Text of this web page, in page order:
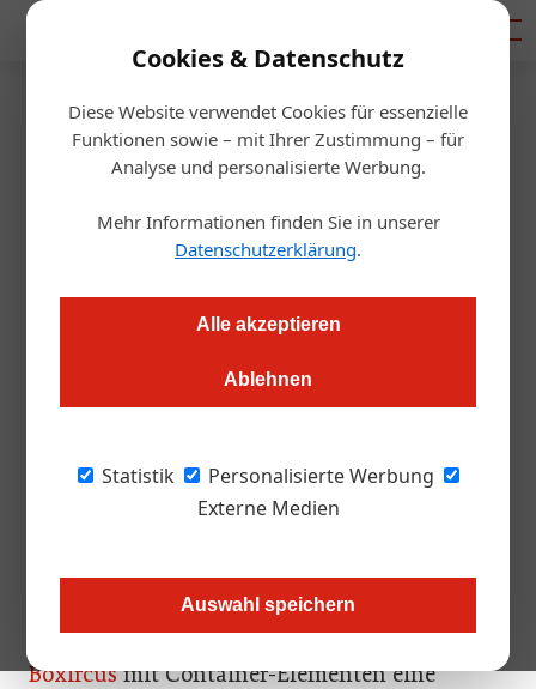
Cookies & Datenschutz
Diese Website verwendet Cookies für essenzielle
Funktionen sowie – mit Ihrer Zustimmung – für
Analyse und personalisierte Werbung.
Mehr Informationen finden Sie in unserer
Datenschutzerklärung.
Alle akzeptieren
Ablehnen
Statistik
Personalisierte Werbung
Externe Medien
Auswahl speichern
Startseite/Gastro & Hotel
Wiener Donaukanal: Weg frei
für neue Gastroprojekte
Im Rechtsstreit um neue Gastronomie-Projekte am Wiener
Donaukanal gibt es eine Klärung. Einer der bisherigen
verloren. Damit werden schon heuer zwei neue Projekte
(teil-)realisiert werden.
zwei neue Gastro-Ideen eröffnen. Wo bisher
derAdria Beachstand, wird der Betreiber
Boxircusmit Container-Elementen eine